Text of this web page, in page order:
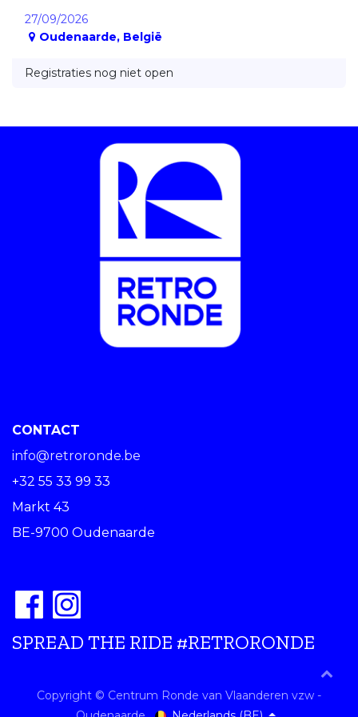
27/09/2026
Oudenaarde, België
Registraties nog niet open
CONTACT
info@retroronde.be
+32 55 33 99 33
Markt 43
BE-9700 Oudenaarde
SPREAD THE RIDE #RETRORONDE
Copyright © Centrum Ronde van Vlaanderen vzw -